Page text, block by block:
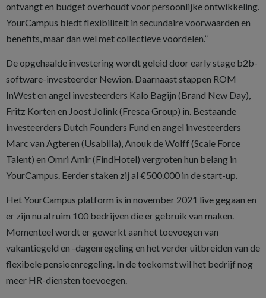
ontvangt en budget overhoudt voor persoonlijke ontwikkeling.
YourCampus biedt flexibiliteit in secundaire voorwaarden en
benefits, maar dan wel met collectieve voordelen.”
De opgehaalde investering wordt geleid door early stage b2b-
software-investeerder Newion. Daarnaast stappen ROM
InWest en angel investeerders Kalo Bagijn (Brand New Day),
Fritz Korten en Joost Jolink (Fresca Group) in. Bestaande
investeerders Dutch Founders Fund en angel investeerders
Marc van Agteren (Usabilla), Anouk de Wolff (Scale Force
Talent) en Omri Amir (FindHotel) vergroten hun belang in
YourCampus. Eerder staken zij al €500.000 in de start-up.
Het YourCampus platform is in november 2021 live gegaan en
er zijn nu al ruim 100 bedrijven die er gebruik van maken.
Momenteel wordt er gewerkt aan het toevoegen van
vakantiegeld en -dagenregeling en het verder uitbreiden van de
flexibele pensioenregeling. In de toekomst wil het bedrijf nog
meer HR-diensten toevoegen.